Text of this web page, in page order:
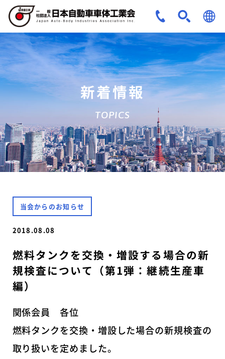
JPN
ENG
新着情報
TOPICS
当会からのお知らせ
2018.08.08
燃料タンクを交換・増設する場合の新
規検査について（第1弾：継続生産車
編）
関係会員 各位
燃料タンクを交換・増設した場合の新規検査の
取り扱いを定めました。